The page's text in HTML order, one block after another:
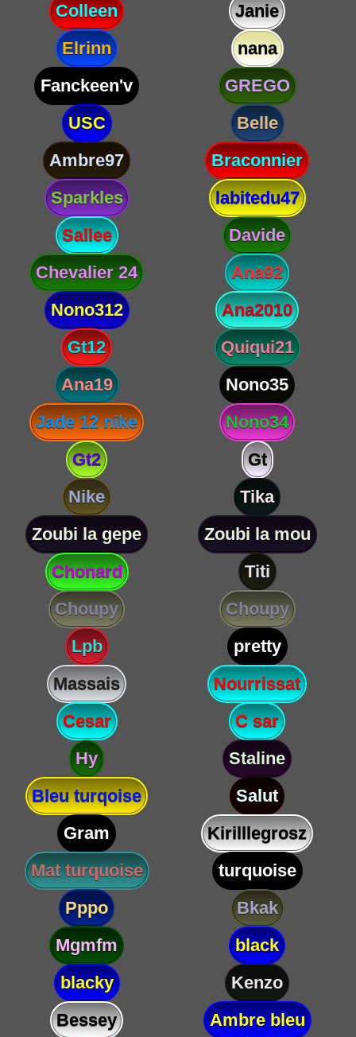
Colleen
Janie
Elrinn
nana
Fanckeen'v
GREGO
USC
Belle
Ambre97
Braconnier
Sparkles
labitedu47
Sallee
Davide
Chevalier 24
Ana92
Nono312
Ana2010
Gt12
Quiqui21
Ana19
Nono35
Jade 12 nike
Nono34
Gt2
Gt
Nike
Tika
Zoubi la gepe
Zoubi la mou
Chonard
Titi
Choupy
Choupy
Lpb
pretty
Massais
Nourrissat
Cesar
C sar
Hy
Staline
Bleu turqoise
Salut
Gram
Kirilllegrosz
Mat turquoise
turquoise
Pppo
Bkak
Mgmfm
black
blacky
Kenzo
Bessey
Ambre bleu